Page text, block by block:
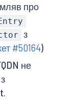
про
з
#50164)
не
з